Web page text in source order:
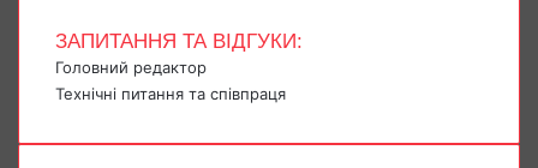
ЗАПИТАННЯ ТА ВІДГУКИ:
Головний редактор
Технічні питання та співпраця